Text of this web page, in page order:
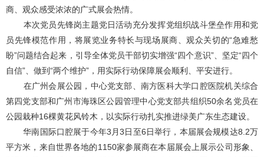
商、观众感受浓浓的广式展会热情。
本次党员先锋岗主题党日活动充分发挥党组织战斗堡垒作用和党
员先锋模范作用，将展览业务特长与现场展商、观众关切的“急难愁
盼”问题结合起来，引导全体党员干部切实增强“四个意识”、坚定“四个
自信”、做到“两个维护”，用实际行动保障展会顺利、平安进行。
在广州会展公园，中心党支部、南方医科大学口腔医院机关综合
第四党支部和广州市海珠区公园管理中心党支部共组织50余名党员在
公园栽种16棵黄花风铃木，以实际行动扎实推进绿美广东生态建设。
华南国际口腔展于今年3月3日至6日举行，本届展会规模达8.2万
平方米，来自世界各地的1150家参展商在本届展会上展示公司形象、